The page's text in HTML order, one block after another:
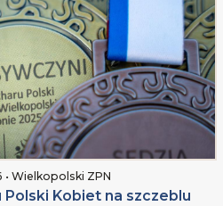
Wielkopolski ZPN
Polski Kobiet na szczeblu